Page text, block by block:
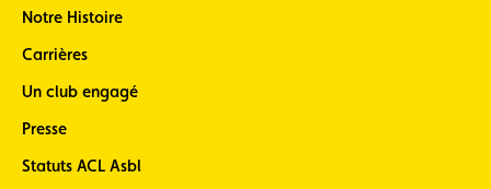
Notre Histoire
Carrières
Un club engagé
Presse
Statuts ACL Asbl